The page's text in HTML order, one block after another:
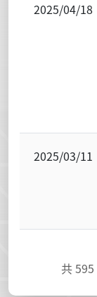
2025/04/18
2025/03/11
共595